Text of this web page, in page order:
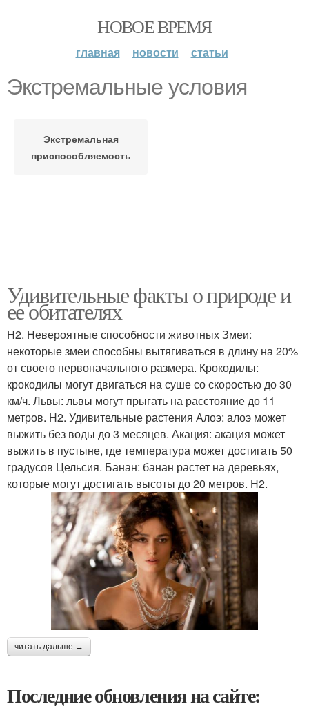
НОВОЕ ВРЕМЯ
главная новости статьи
Экстремальные условия
Экстремальная
приспособляемость
Удивительные факты о природе и
ее обитателях
H2. Невероятные способности животных Змеи:
некоторые змеи способны вытягиваться в длину на 20%
от своего первоначального размера. Крокодилы:
крокодилы могут двигаться на суше со скоростью до 30
км/ч. Львы: львы могут прыгать на расстояние до 11
метров. H2. Удивительные растения Алоэ: алоэ может
выжить без воды до 3 месяцев. Акация: акация может
выжить в пустыне, где температура может достигать 50
градусов Цельсия. Банан: банан растет на деревьях,
которые могут достигать высоты до 20 метров. H2.
читать дальше →
Последние обновления на сайте: